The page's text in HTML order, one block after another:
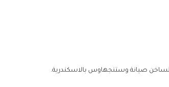
صيانة وستنجهاوس بالاسكندرية.